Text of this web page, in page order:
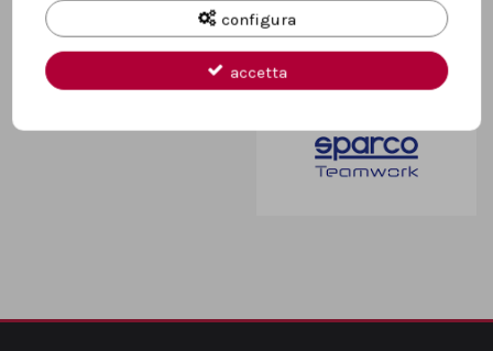
configura
accetta